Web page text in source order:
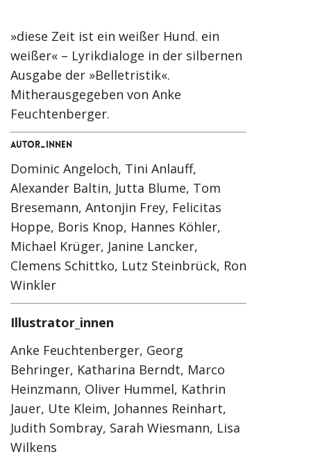
»diese Zeit ist ein weißer Hund. ein
weißer« – Lyrikdialoge in der silbernen
Ausgabe der »Belletristik«.
Mitherausgegeben von Anke
Feuchtenberger.
Autor_innen
Dominic Angeloch, Tini Anlauff,
Alexander Baltin, Jutta Blume, Tom
Bresemann, Antonjin Frey, Felicitas
Hoppe, Boris Knop, Hannes Köhler,
Michael Krüger, Janine Lancker,
Clemens Schittko, Lutz Steinbrück, Ron
Winkler
Illustrator_innen
Anke Feuchtenberger, Georg
Behringer, Katharina Berndt, Marco
Heinzmann, Oliver Hummel, Kathrin
Jauer, Ute Kleim, Johannes Reinhart,
Judith Sombray, Sarah Wiesmann, Lisa
Wilkens